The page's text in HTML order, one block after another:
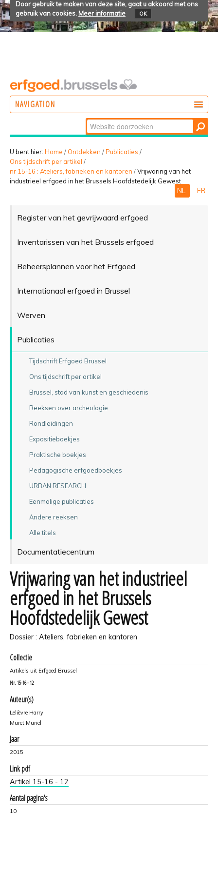
Door gebruik te maken van deze site, gaat u akkoord met ons
gebruik van cookies. Meer informatie OK
NAVIGATION
BELEVEN
Zoek
Geavanceerd
zoeken...
U bent hier: Home / Ontdekken /Publicaties /
Ons tijdschrift per artikel /
nr 15-16 : Ateliers, fabrieken en kantoren /Vrijwaring van het
industrieel erfgoed in het Brussels Hoofdstedelijk Gewest
NL FR
Register van het gevrijwaard erfgoed
Inventarissen van het Brussels erfgoed
Beheersplannen voor het Erfgoed
Internationaal erfgoed in Brussel
Werven
Publicaties
Tijdschrift Erfgoed Brussel
Ons tijdschrift per artikel
Brussel, stad van kunst en geschiedenis
Reeksen over archeologie
Rondleidingen
Expositieboekjes
Praktische boekjes
Pedagogische erfgoedboekjes
URBAN RESEARCH
Eenmalige publicaties
Andere reeksen
Alle titels
Documentatiecentrum
Vrijwaring van het industrieel
erfgoed in het Brussels
Hoofdstedelijk Gewest
Dossier : Ateliers, fabrieken en kantoren
Collectie
Artikels uit Erfgoed Brussel
Nr. 15-16 - 12
Auteur(s)
Lelièvre Harry
Muret Muriel
Jaar
2015
Link pdf
Artikel 15-16 - 12
Aantal pagina's
10